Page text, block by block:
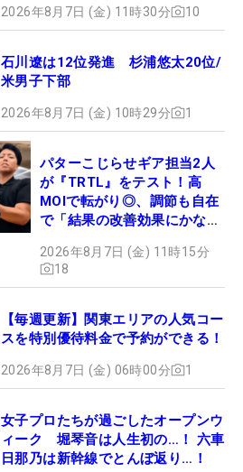
2026年8月7日 (金) 11時30分 10
石川遼は12位発進 杉浦悠太20位/
米男子下部
2026年8月7日 (金) 10時29分 1
パターこじらせギア担当2人
が『TRTL』をテスト！高
MOIで転がり◎、調節も自在
で「結果の改善効果にかなり
2026年8月7日 (金) 11時15分
18
【毎週更新】関東エリアの人気コー
スを特別優待料金で予約ができる！
2026年8月7日 (金) 06時00分 1
女子プロたちが過ごしたオープンウ
ィーク 堀琴音は人生初の…！ 六車
日那乃は新幹線でとんぼ返り…！